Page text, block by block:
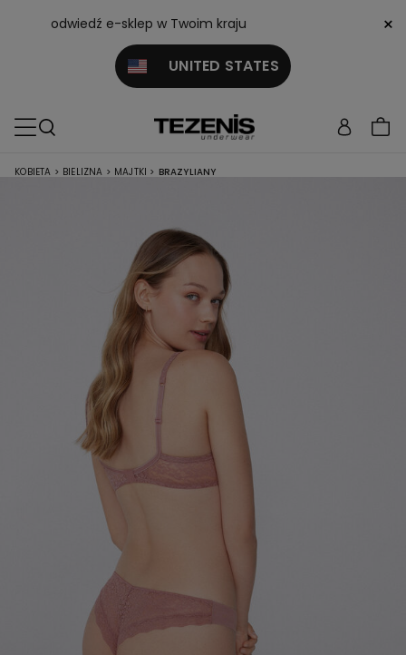
odwiedź e-sklep w Twoim kraju
UNITED STATES
×
KOBIETA > BIELIZNA > MAJTKI > BRAZYLIANY